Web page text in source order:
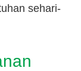
sehari-